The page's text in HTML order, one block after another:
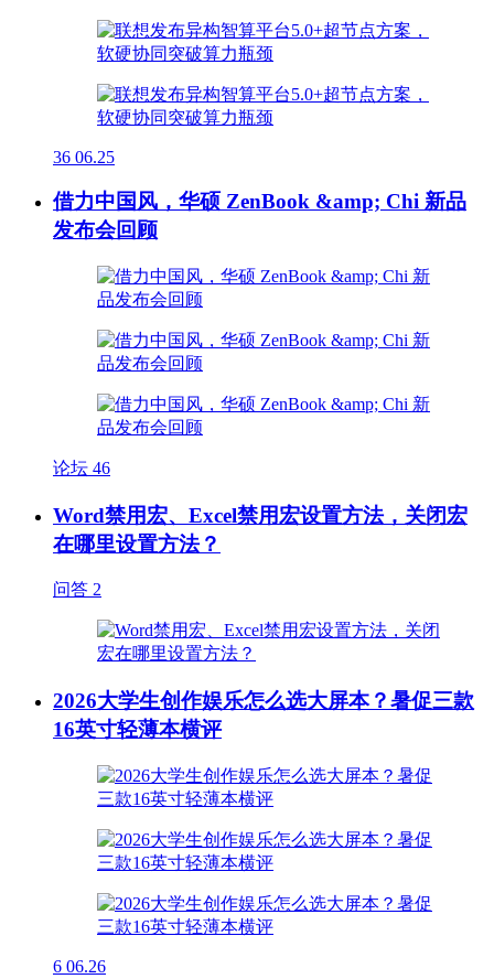
36 06.25
借力中国风，华硕 ZenBook &amp; Chi 新品
发布会回顾
论坛 46
Word禁用宏、Excel禁用宏设置方法，关闭宏
在哪里设置方法？
问答 2
2026大学生创作娱乐怎么选大屏本？暑促三款
16英寸轻薄本横评
6 06.26